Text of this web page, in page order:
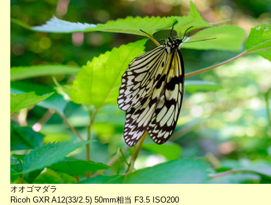
オオゴマダラ
Ricoh GXR A12(33/2.5) 50mm相当 F3.5 ISO200